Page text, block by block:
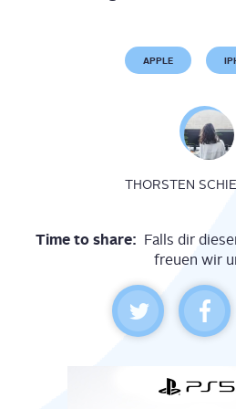
APPLE
THORSTEN
Time to share: Falls dir
freuen wir